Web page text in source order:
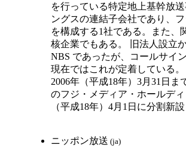
を行っている特定地上基幹放
ングスの連結子会社であり、
を構成する1社である。また、
核企業でもある。 旧法人設立
NBS であったが、コールサイ
現在ではこれが定着している
2006年（平成18年）3月31日
のフジ・メディア・ホールデ
（平成18年）4月1日に分割新
ニッポン放送 (ja)